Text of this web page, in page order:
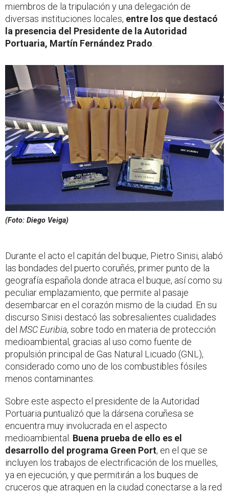
miembros de la tripulación y una delegación de
diversas instituciones locales, entre los que destacó
la presencia del Presidente de la Autoridad
Portuaria, Martín Fernández Prado
(Foto: Diego Veiga)
Durante el acto el capitán del buque, Pietro Sinisi, alabó
las bondades del puerto coruñés, primer punto de la
geografía española donde atraca el buque, así como su
peculiar emplazamiento, que permite al pasaje
desembarcar en el corazón mismo de la ciudad. En su
discurso Sinisi destacó las sobresalientes cualidades
del MSC Euribia, sobre todo en materia de protección
medioambiental, gracias al uso como fuente de
propulsión principal de Gas Natural Licuado (GNL),
considerado como uno de los combustibles fósiles
menos contaminantes.
Sobre este aspecto el presidente de la Autoridad
Portuaria puntualizó que la dársena coruñesa se
encuentra muy involucrada en el aspecto
medioambiental. Buena prueba de ello es el
desarrollo del programa Green Port, en el que se
incluyen los trabajos de electrificación de los muelles,
ya en ejecución, y que permitirán a los buques de
cruceros que atraquen en la ciudad conectarse a la red